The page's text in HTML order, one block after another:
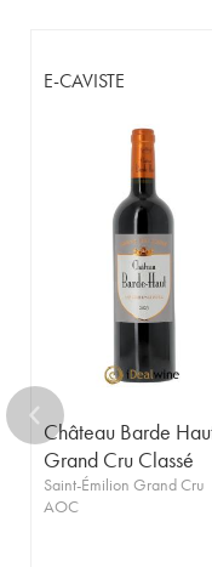
E-CAVISTE
Château Barde
Grand Cru Classé
Saint-Émilion Grand Cru
AOC